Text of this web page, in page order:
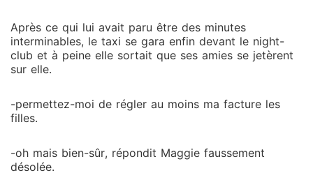
Après ce qui lui avait paru être des minutes
interminables, le taxi se gara enfin devant le night-
club et à peine elle sortait que ses amies se jetèrent
sur elle.
-permettez-moi de régler au moins ma facture les
filles.
-oh mais bien-sûr, répondit Maggie faussement
désolée.